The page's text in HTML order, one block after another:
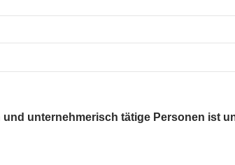
unternehmerisch tätige Personen ist